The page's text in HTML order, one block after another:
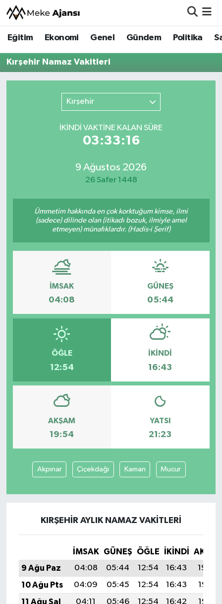
Eğitim Ekonomi Genel Gündem Politika
Kırşehir Namaz Vakitleri
Kırşehir
İKINDI VAKTİNE KALAN SÜRE
03:33:16
9 Ağustos 2026
26 Safer 1448
Ümmetim hakkında en çok korktuğum kimse, ilmi
(sadece) dilinde olan (itikadı bozuk, ilmiyle amel
etmeyen) münafıklardır. (Hadis-i Şerif)
İMSAK
04:08
GÜNEŞ
05:44
ÖĞLE
12:54
İKINDI
16:43
AKŞAM
19:54
YATSI
21:23
Akpınar Çiçekdağı Kaman Mucur
KIRŞEHIR AYLIK NAMAZ VAKITLERI
İMSAK GÜNEŞ ÖĞLE İKINDI
9 Ağu Paz
04:08 05:44 12:54 16:43
19:54
10 Ağu Pts
04:09 05:45 12:54 16:43
19:53
11 Ağu Sal
04:11 05:46 12:54 16:42
19:52
Eğitim
Ekonomi
Gündem
Spor
Nöbetçi Eczaneler
Hava Durumu
Trafik Durumu
Süper Lig Puan Durumu ve Fikstür
Tüm Manşetler
Haber Arşivi